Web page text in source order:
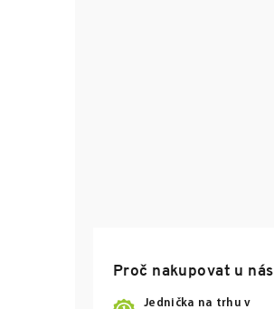
Proč nakupovat u nás
Jednička na trhu v